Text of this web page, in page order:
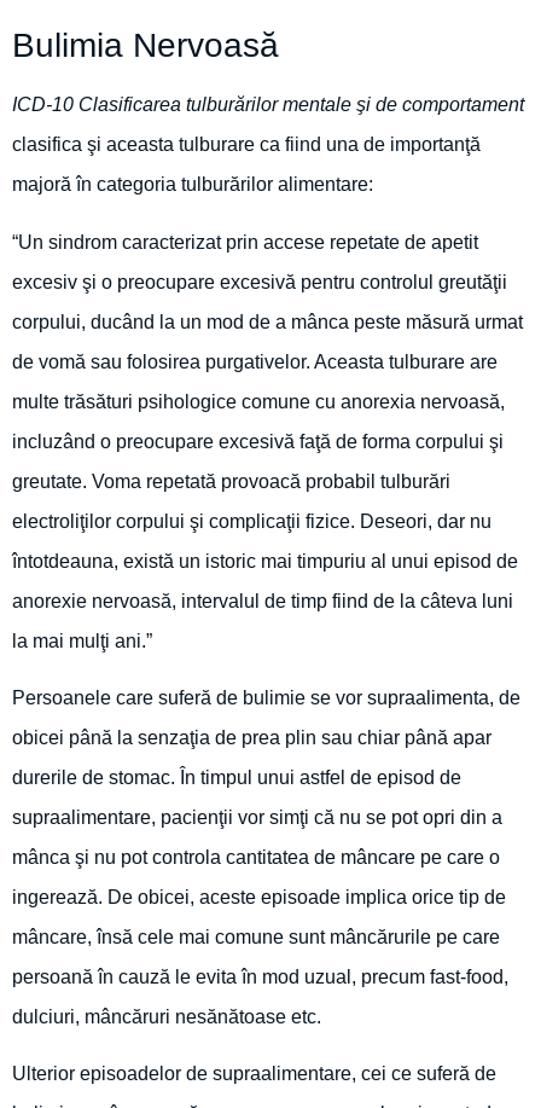
Bulimia Nervoasă
ICD-10 Clasificarea tulburărilor mentale şi de comportament
clasifica şi aceasta tulburare ca fiind una de importanţă
majoră în categoria tulburărilor alimentare:
“Un sindrom caracterizat prin accese repetate de apetit
excesiv şi o preocupare excesivă pentru controlul greutăţii
corpului, ducând la un mod de a mânca peste măsură urmat
de vomă sau folosirea purgativelor. Aceasta tulburare are
multe trăsături psihologice comune cu anorexia nervoasă,
incluzând o preocupare excesivă faţă de forma corpului şi
greutate. Voma repetată provoacă probabil tulburări
electroliţilor corpului şi complicaţii fizice. Deseori, dar nu
întotdeauna, există un istoric mai timpuriu al unui episod de
anorexie nervoasă, intervalul de timp fiind de la câteva luni
la mai mulţi ani.”
Persoanele care suferă de bulimie se vor supraalimenta, de
obicei până la senzaţia de prea plin sau chiar până apar
durerile de stomac. În timpul unui astfel de episod de
supraalimentare, pacienţii vor simţi că nu se pot opri din a
mânca şi nu pot controla cantitatea de mâncare pe care o
ingerează. De obicei, aceste episoade implica orice tip de
mâncare, însă cele mai comune sunt mâncărurile pe care
persoană în cauză le evita în mod uzual, precum fast-food,
dulciuri, mâncăruri nesănătoase etc.
Ulterior episoadelor de supraalimentare, cei ce suferă de